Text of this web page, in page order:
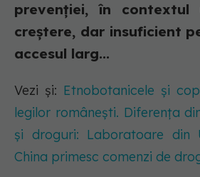
prevenției, în
creștere, dar insuficient
accesul larg...
Vezi și: Etnobotanicele și
legilor românești. Diferența
și droguri: Laboratoare din
China primesc comenzi de